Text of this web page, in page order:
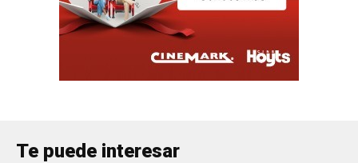
Te puede interesar